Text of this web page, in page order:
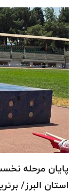
پایان مرحله
استان البرز/